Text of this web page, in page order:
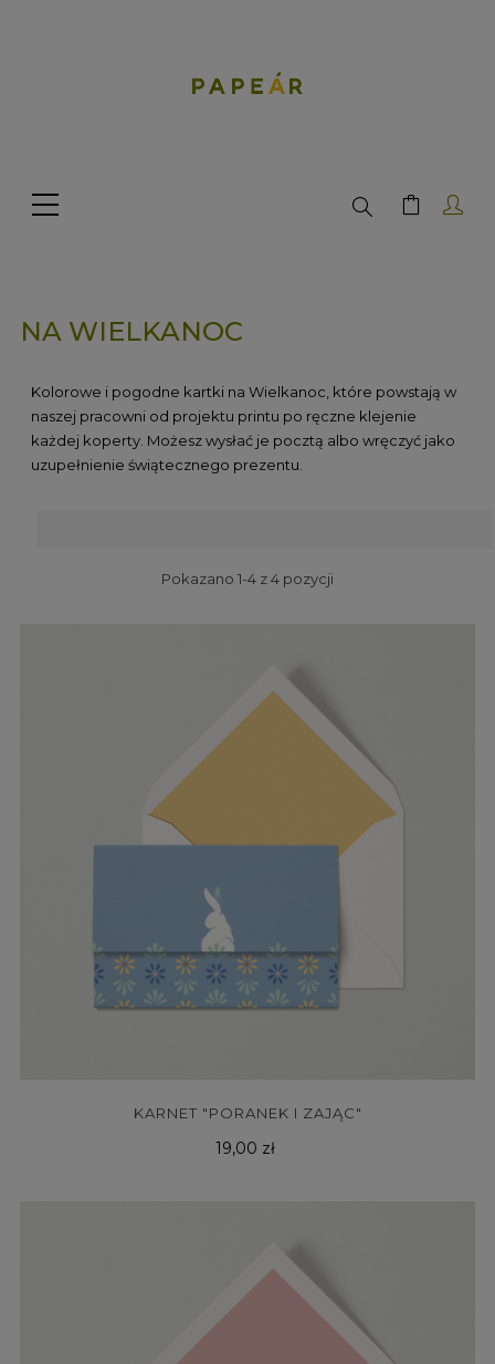
Search
NA WIELKANOC
Kolorowe i pogodne kartki na Wielkanoc, które powstają w
naszej pracowni od projektu printu po ręczne klejenie
każdej koperty. Możesz wysłać je pocztą albo wręczyć jako
uzupełnienie świątecznego prezentu.
Pokazano 1-4 z 4 pozycji
KARNET "PORANEK I ZAJĄC"
Cena
19,00 zł